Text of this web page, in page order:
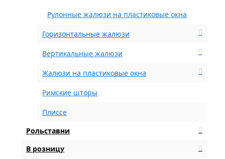
Рулонные жалюзи на пластиковые окна
Горизонтальные жалюзи
Вертикальные жалюзи
Жалюзи на пластиковые окна
Римские шторы
Плиссе
Рольставни
В розницу